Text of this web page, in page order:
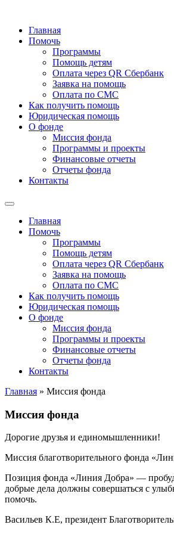
Главная
Помочь
Программы
Помощь детям
Оплата через QR Сбербанк
Заявка на помощь
Оплата по СМС
Как получить помощь
Юридическая помощь
О фонде
Миссия фонда
Программы и проекты
Финансовые отчеты
Отчеты фонда
Контакты
Главная
Помочь
Программы
Помощь детям
Оплата через QR Сбербанк
Заявка на помощь
Оплата по СМС
Как получить помощь
Юридическая помощь
О фонде
Миссия фонда
Программы и проекты
Финансовые отчеты
Отчеты фонда
Контакты
Главная » Миссия фонда
Миссия фонда
Дорогие друзья и единомышленники!
Миссия благотворительного фонда
Позиция фонда «Линия Добра» —
добрые дела должны совершаться с
помочь.
Васильев К.Е, президент